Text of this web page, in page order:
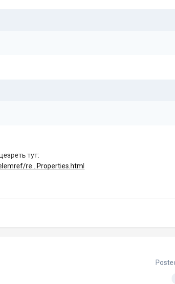
тут:
re...Properties.html